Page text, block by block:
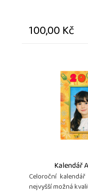
100,00 Kč
Kalendář
Celoroční
nejvyšší možná